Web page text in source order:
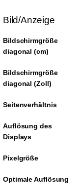
Bild/Anzeige
Bildschirmgröße
diagonal (cm)
Bildschirmgröße
diagonal (Zoll)
Seitenverhältnis
Auflösung des
Displays
Pixelgröße
Optimale Auflösung